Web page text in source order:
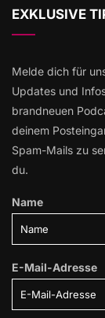
EXKLUSIVE
Melde dich für
Updates und
brandneuen
deinem
Spam-Mails zu
du.
Name
E-Mail-Adresse